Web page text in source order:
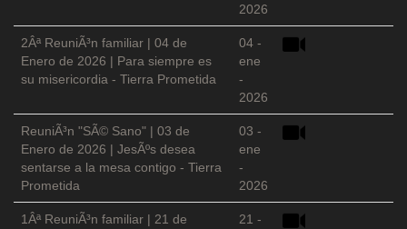
2026
2Âª ReuniÃ³n familiar | 04 de
Enero de 2026 | Para siempre es
su misericordia - Tierra Prometida
04 -
ene
-
2026
ReuniÃ³n "SÃ© Sano" | 03 de
Enero de 2026 | JesÃºs desea
sentarse a la mesa contigo - Tierra
Prometida
03 -
ene
-
2026
1Âª ReuniÃ³n familiar | 21 de
21 -